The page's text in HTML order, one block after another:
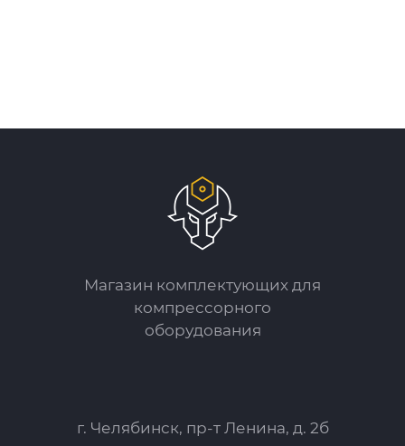
Магазин комплектующих для
компрессорного
оборудования
г. Челябинск, пр-т Ленина, д. 2б